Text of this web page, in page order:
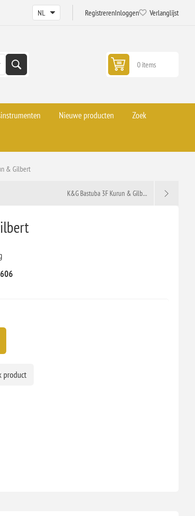
RegistrerenInloggen Verlanglijst
0 items
Nieuwe producten Zoek
& Gilbert
K&G Bastuba 3F Kurun & Gilb...
product